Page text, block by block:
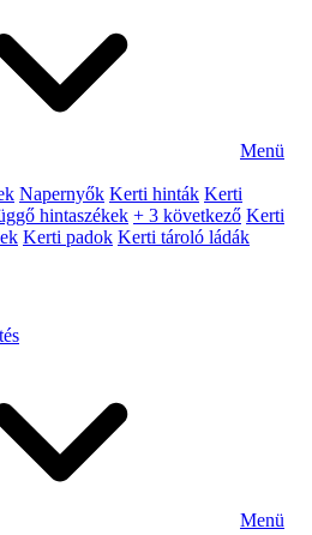
Menü
Napernyők Kerti hinták Kerti
hintaszékek + 3 következő Kerti
Kerti padok Kerti tároló ládák
Menü